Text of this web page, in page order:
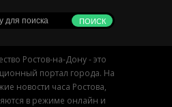
Ростов-на-Дону - это
портал города. На
новости часа Ростова,
в режиме онлайн и